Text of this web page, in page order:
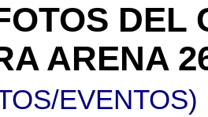
DEL
ARENA
EVENTOS)